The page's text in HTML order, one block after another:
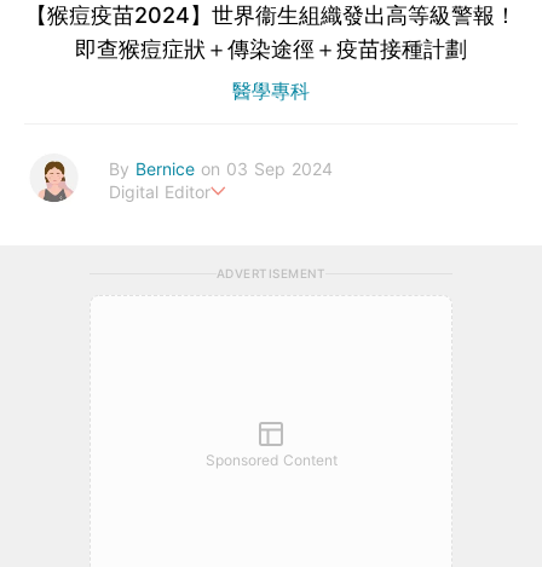
【猴痘疫苗2024】世界衞生組織發出高等級警報！
即查猴痘症狀＋傳染途徑＋疫苗接種計劃
醫學專科
By Bernice on 03 Sep 2024
Digital Editor
寫作方式，深入見解和實用建議贏得了讀者的廣泛好評。透過Urb
anLife Health，她致力於向大家傳遞更多健康知識，，讓大家一
起實現更健康、更幸福的生活。
bernice.cheong@urbanlifehk.com
ADVERTISEMENT
Sponsored Content